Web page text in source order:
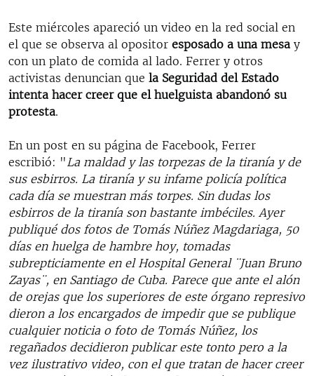
Este miércoles apareció un video en la red social en
el que se observa al opositor esposado a una mesa y
con un plato de comida al lado. Ferrer y otros
activistas denuncian que la Seguridad del Estado
intenta hacer creer que el huelguista abandonó su
protesta.
En un post en su página de Facebook, Ferrer
escribió: " La maldad y las torpezas de la tiranía y de
sus esbirros. La tiranía y su infame policía política
cada día se muestran más torpes. Sin dudas los
esbirros de la tiranía son bastante imbéciles. Ayer
publiqué dos fotos de Tomás Núñez Magdariaga, 50
días en huelga de hambre hoy, tomadas
subrepticiamente en el Hospital General ¨Juan Bruno
Zayas¨, en Santiago de Cuba. Parece que ante el alón
de orejas que los superiores de este órgano represivo
dieron a los encargados de impedir que se publique
cualquier noticia o foto de Tomás Núñez, los
regañados decidieron publicar este tonto pero a la
vez ilustrativo video, con el que tratan de hacer creer